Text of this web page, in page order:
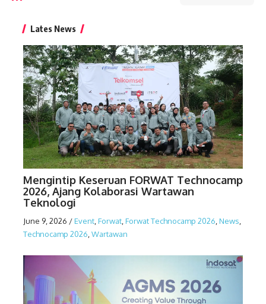
Lates News
Mengintip Keseruan FORWAT Technocamp
2026, Ajang Kolaborasi Wartawan
Teknologi
June 9, 2026 /Event Forwat Forwat Technocamp 2026 News
Technocamp 2026 Wartawan